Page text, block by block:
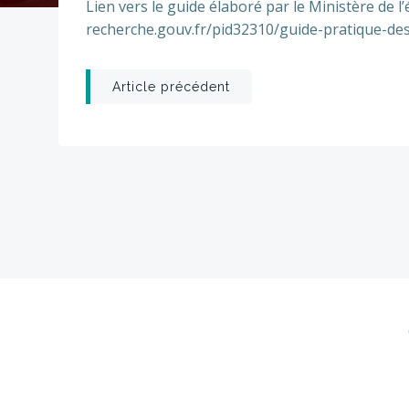
Lien vers le guide élaboré par le Ministère de
recherche.gouv.fr/pid32310/guide-pratique-
Post
Article précédent